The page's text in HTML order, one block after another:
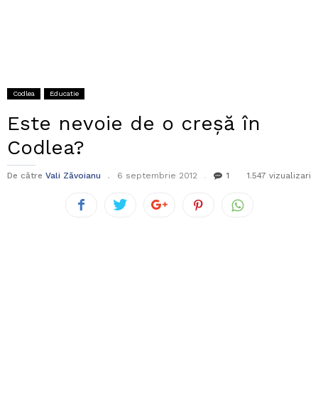
Codlea Educatie
Este nevoie de o creşă în
Codlea?
De către Vali Zăvoianu 6 septembrie 2012 1 1.547 vizualizari